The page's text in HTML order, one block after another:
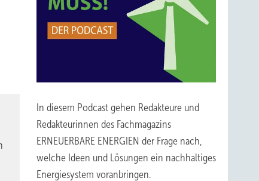
In diesem Podcast gehen Redakteure und
Redakteurinnen des Fachmagazins
ERNEUERBARE ENERGIEN der Frage nach,
welche Ideen und Lösungen ein nachhaltiges
Energiesystem voranbringen.